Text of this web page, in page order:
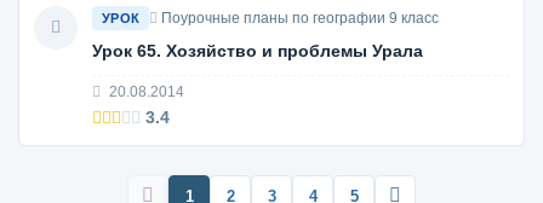
УРОК Поурочные планы по географии 9 класс
Урок 65. Хозяйство и проблемы Урала
20.08.2014
3.4
1 2 3 4 5